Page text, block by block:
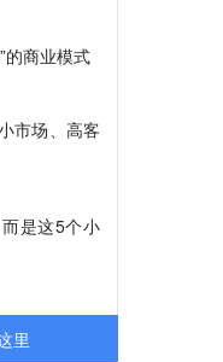
的商业模式
市场、高客
是这5个小
里